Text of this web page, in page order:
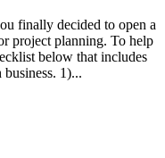
finally decided to open a
project planning. To help
below that includes
business. 1)...